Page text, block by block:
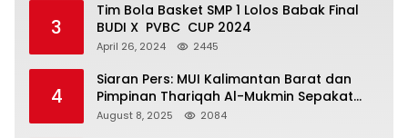
3
Tim Bola Basket SMP 1 Lolos Babak Final
BUDI X PVBC CUP 2024
April 26, 2024 2445
4
Siaran Pers: MUI Kalimantan Barat dan
Pimpinan Thariqah Al-Mukmin Sepakat
Jaga Umat
August 8, 2025 2084